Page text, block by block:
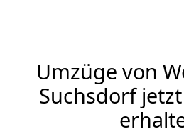
Umzüge von
Suchsdorf